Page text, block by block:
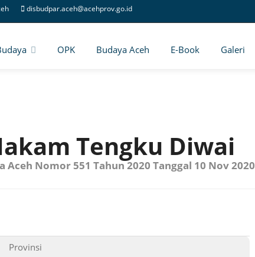
disbudpar.aceh@acehprov.go.id
OPK Budaya Aceh E-Book Galeri
Tengku Diwai
Aceh Nomor 551 Tahun 2020 Tanggal 10 Nov 2020
Provinsi